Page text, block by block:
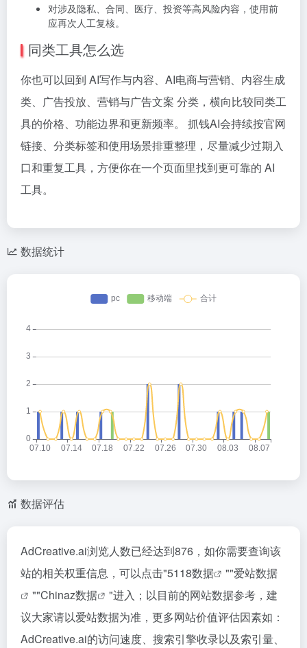
对涉及隐私、合同、医疗、投资等高风险内容，使用前
应再次人工复核。
同类工具怎么选
你也可以回到 AI写作与内容、AI电商与营销、内容生成
类、广告投放、营销与广告文案 分类，横向比较同类工
具的价格、功能边界和更新频率。 抓钱AI会持续按官网
链接、分类标签和使用场景排重整理，尽量减少过期入
口和重复工具，方便你在一个页面里找到更可靠的 AI
工具。
数据统计
数据评估
AdCreative.ai浏览人数已经达到876，如你需要查询该
站的相关权重信息，可以点击"5118数据 ""爱站数据
""Chinaz数据
"进入；以目前的网站数据参考，建
议大家请以爱站数据为准，更多网站价值评估因素如：
AdCreative.ai的访问速度、搜索引擎收录以及索引量、